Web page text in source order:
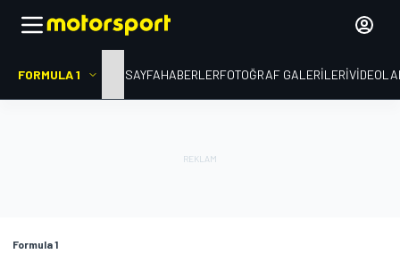
FORMULA 1 ANA SAYFAHABERLERFOTOĞRAF GALERILERI
Formula 1